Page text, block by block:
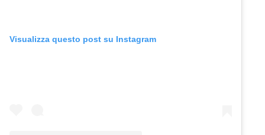
Visualizza questo post su Instagram